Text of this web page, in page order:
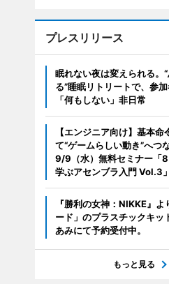
プレスリリース
眠れない夜は変えられる。
る”睡眠リトリートで、参
「何もしない」非日常
【エンジニア向け】基本命
て“ゲームらしい動き”へつ
9/9（水）無料セミナー「
学ぶアセンブラ入門 Vol.3
『勝利の女神：NIKKE』
ード」のプラスチックキッ
あみにて予約受付中。
もっと見る